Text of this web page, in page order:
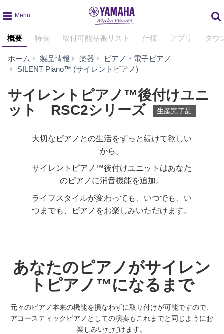
global
navigation
概要 特長 取付可能品番リスト 仕様 アプリ ダウ
ホーム 製品情報 楽器
ピアノ・電子ピアノ
SILENT Piano™ (サイレントピアノ)
レ
ン
ト
ノ
付
け
ユ
ッ
ー
ズ
サイレントピアノ™後付けユニ
ット RSC2シリーズ
生産完了品
大切なピアノとの生活をずっと続けて欲しい
から。
サイレントピアノ™後付けユニットはあなた
のピアノに消音機能を追加。
ライフスタイルが変わっても、いつでも、い
つまでも、ピアノをお楽しみいただけます。
あなたのピアノがサイレン
トピアノ™になるまで
元々のピアノ本来の機能を損なわずに取り付けが可能ですので、
アコースティックピアノとしての演奏もこれまでと同じようにお
楽しみいただけます。